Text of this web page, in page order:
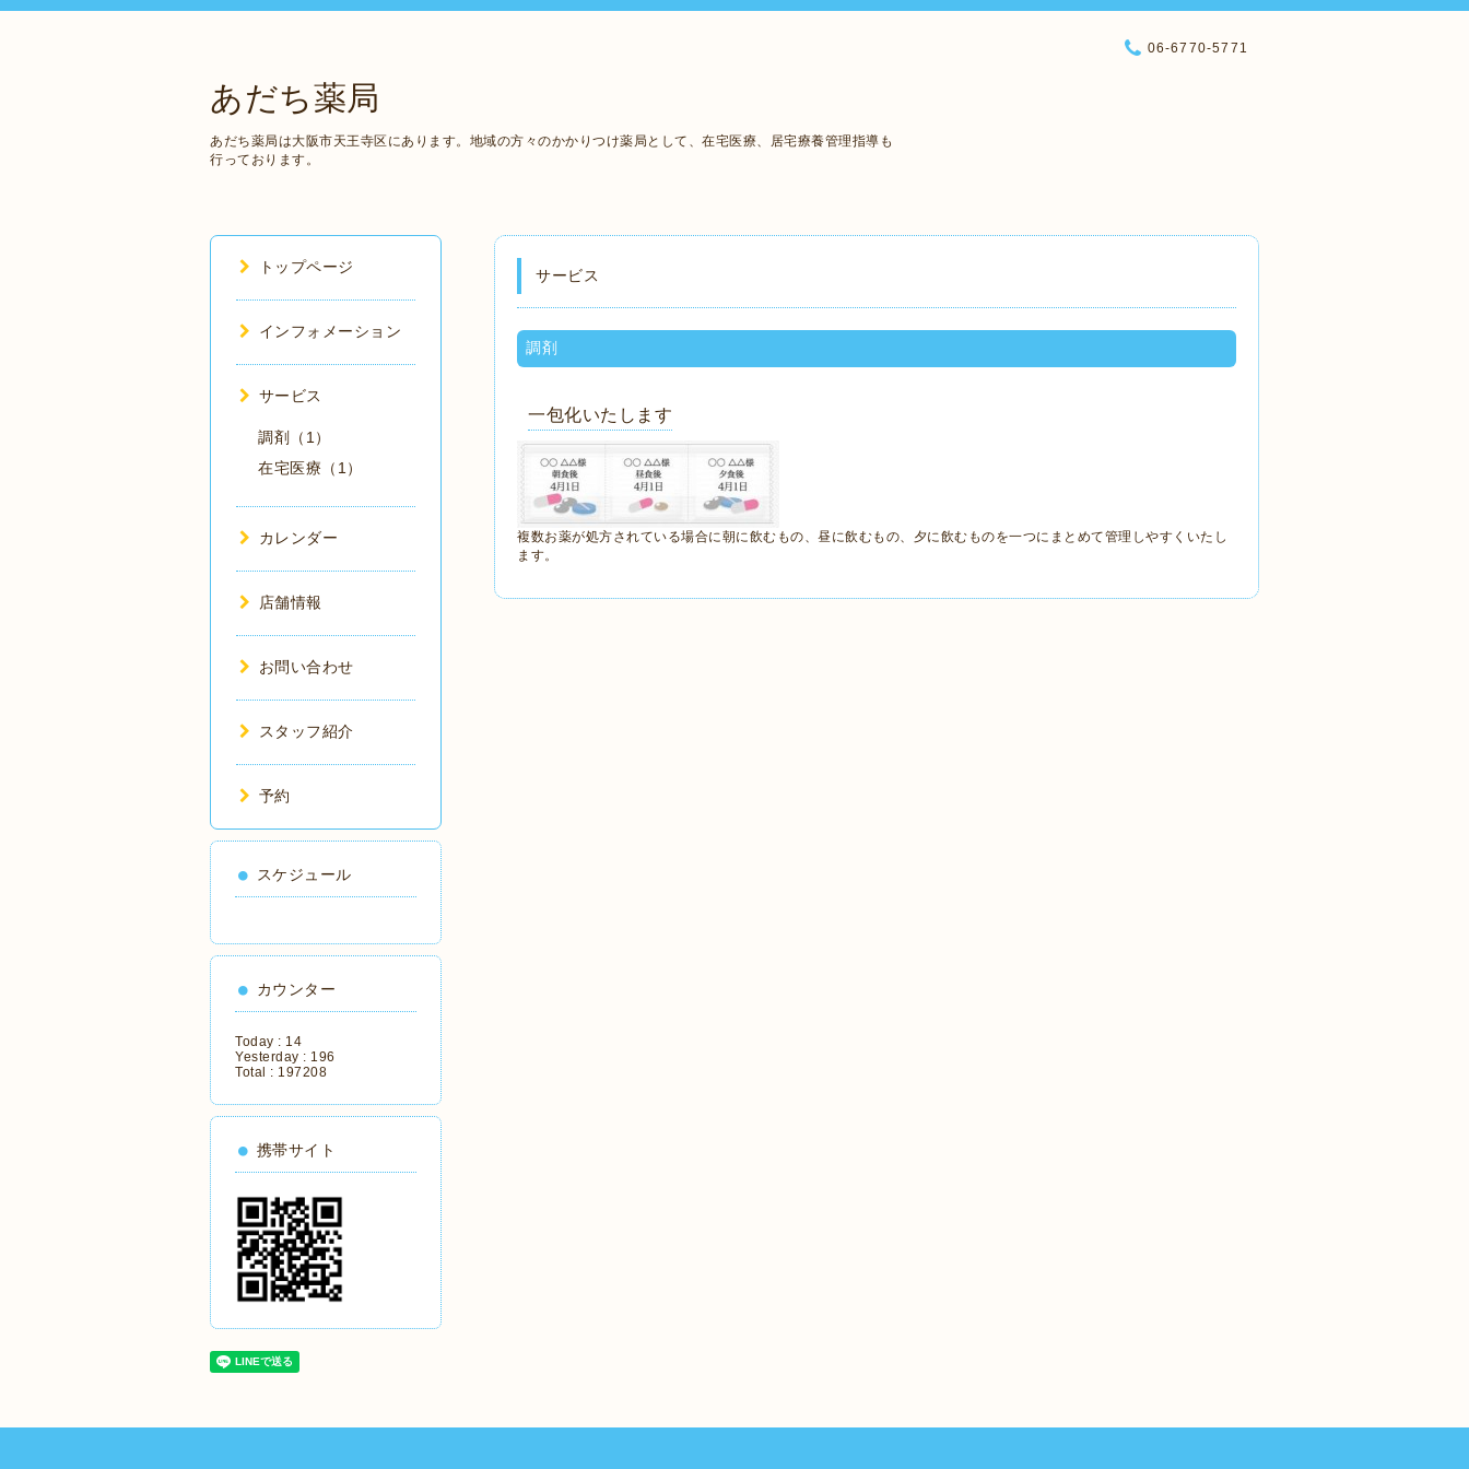
あだち薬局
あだち薬局は大阪市天王寺区にあります。地域の方々のかかりつけ薬局として、在宅医療、居宅療養管理指導も
行っております。
06-6770-5771
サービス
調剤
一包化いたします
複数お薬が処方されている場合に朝に飲むもの、昼に飲むもの、夕に飲むものを一つにまとめて管理しやすくいたし
ます。
トップページ
インフォメーション
サービス
調剤（1）
在宅医療（1）
カレンダー
店舗情報
お問い合わせ
スタッフ紹介
予約
スケジュール
カウンター
Today : 14
Yesterday : 196
Total : 197208
携帯サイト